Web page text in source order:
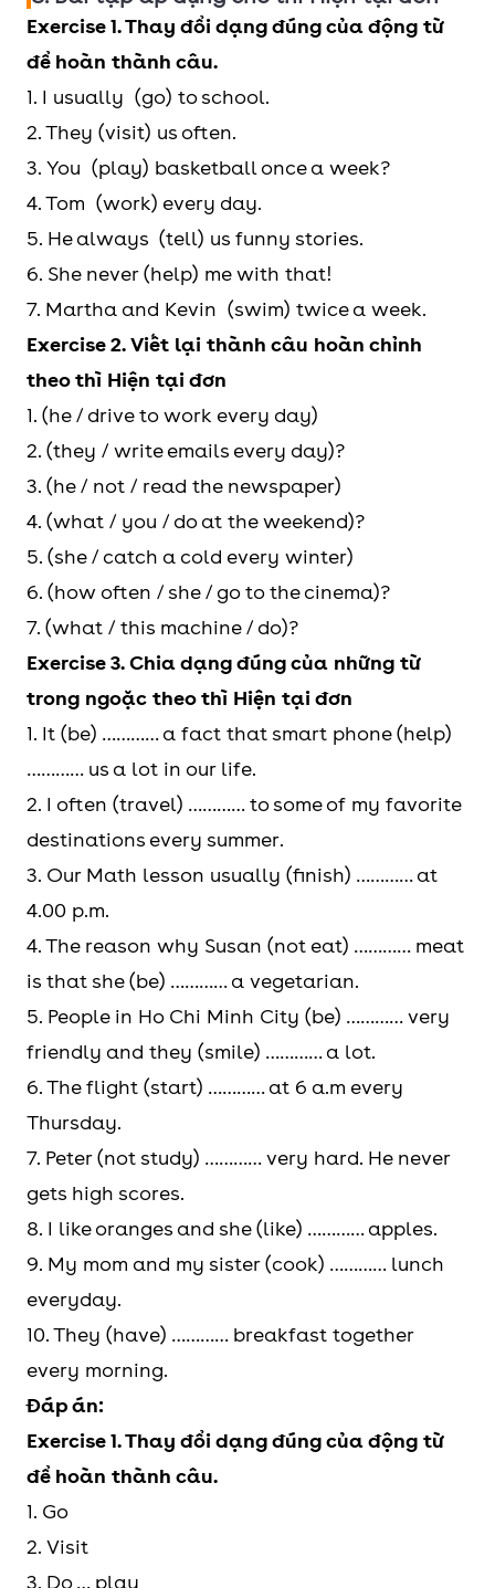
seldom
once in a
Exercise 1. Thay đổi dạng đúng của động từ
để hoàn thành câu.
1. I usually (go) to school.
2. They (visit) us often.
3. You (play) basketball once a week?
4. Tom (work) every day.
5. He always (tell) us funny stories.
6. She never (help) me with that!
7. Martha and Kevin (swim) twice a week.
Exercise 2. Viết lại thành câu hoàn chỉnh
theo thì Hiện tại đơn
1. (he / drive to work every day)
2. (they / write emails every day)?
3. (he / not / read the newspaper)
4. (what / you / do at the weekend)?
5. (she / catch a cold every winter)
6. (how often / she / go to the cinema)?
7. (what / this machine / do)?
Exercise 3. Chia dạng đúng của những từ
trong ngoặc theo thì Hiện tại đơn
1. It (be) ………… a fact that smart phone (help)
………… us a lot in our life.
2. I often (travel) ………… to some of my favorite
destinations every summer.
3. Our Math lesson usually (finish) ………… at
4.00 p.m.
4. The reason why Susan (not eat) ………… meat
is that she (be) ………… a vegetarian.
5. People in Ho Chi Minh City (be) ………… very
friendly and they (smile) ………… a lot.
6. The flight (start) ………… at 6 a.m every
Thursday.
7. Peter (not study) ………… very hard. He never
gets high scores.
8. I like oranges and she (like) ………… apples.
9. My mom and my sister (cook) ………… lunch
everyday.
10. They (have) ………… breakfast together
every morning.
Đáp án:
Exercise 1. Thay đổi dạng đúng của động từ
để hoàn thành câu.
1. Go
2. Visit
3. Do … play